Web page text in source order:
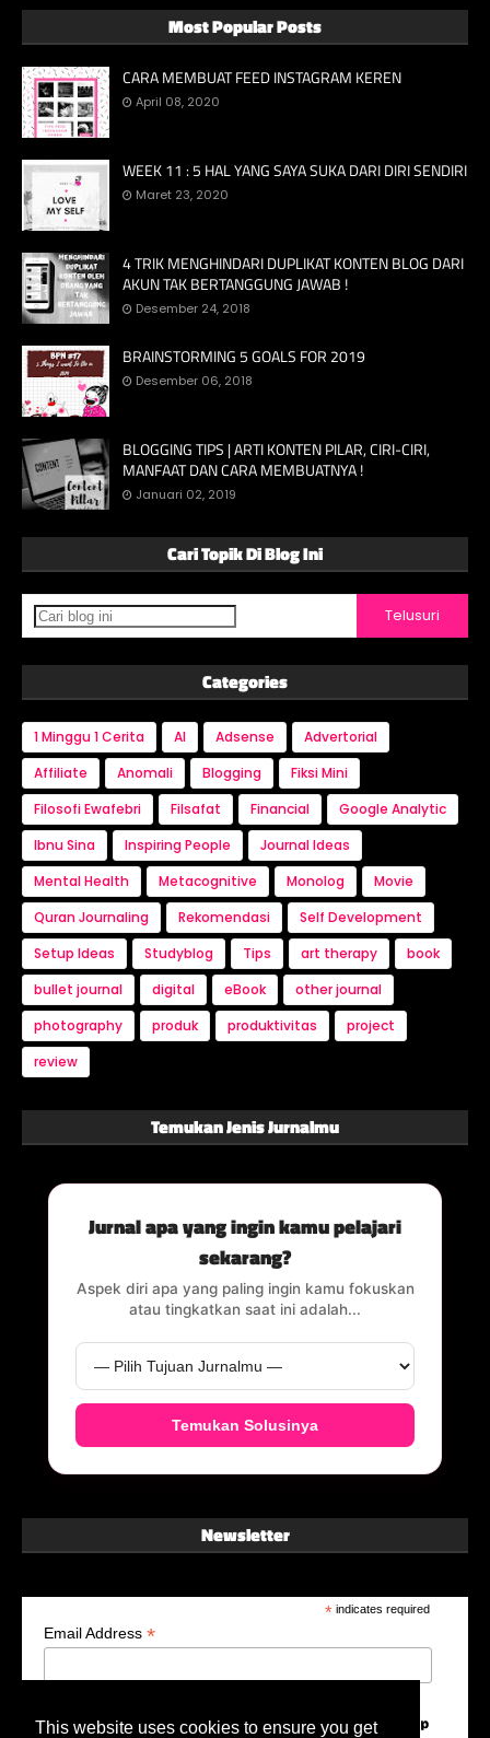
This website uses cookies to ensure you get
Most Popular Posts
CARA MEMBUAT FEED INSTAGRAM KEREN
April 08, 2020
WEEK 11 : 5 HAL YANG SAYA SUKA DARI DIRI SENDIRI
Maret 23, 2020
4 TRIK MENGHINDARI DUPLIKAT KONTEN BLOG DARI
AKUN TAK BERTANGGUNG JAWAB !
Desember 24, 2018
BRAINSTORMING 5 GOALS FOR 2019
Desember 06, 2018
BLOGGING TIPS | ARTI KONTEN PILAR, CIRI-CIRI,
MANFAAT DAN CARA MEMBUATNYA !
Januari 02, 2019
Cari Topik Di Blog Ini
Categories
1 Minggu 1 Cerita AI Adsense
Advertorial
Affiliate
Anomali Blogging
Fiksi Mini
Filosofi Ewafebri
Filsafat Financial
Google Analytic
Ibnu Sina
Inspiring People
Journal Ideas
Mental Health
Metacognitive Monolog
Movie
Quran Journaling
Rekomendasi
Self Development
Setup Ideas
Studyblog Tips art therapy
book
bullet journal
digital eBook
other journal
photography
produk produktivitas
project
review
Temukan Jenis Jurnalmu
Jurnal apa yang ingin kamu pelajari
sekarang?
Aspek diri apa yang paling ingin kamu fokuskan
atau tingkatkan saat ini adalah...
Temukan Solusinya
Newsletter
* indicates required
Email Address *